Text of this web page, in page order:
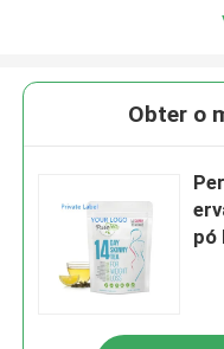
Obter o
pó